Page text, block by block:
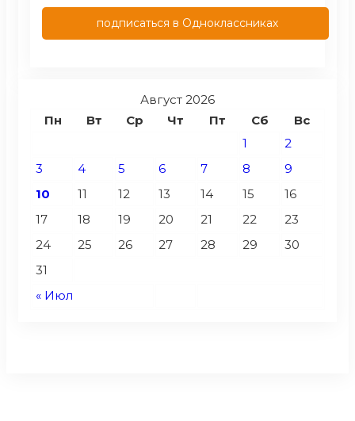
подписаться в Одноклассниках
Август 2026
Пн
Вт Ср Чт Пт Сб Вс
« Июл
1
2
3
4 5 6 7 8
9
10
11 12 13 14 15
16
17
18 19 20 21 22
23
24
25 26 27 28 29
30
31